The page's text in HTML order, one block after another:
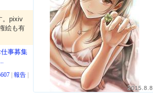
2015.8.8
。pixiv
絵も有
事募集
...
報告